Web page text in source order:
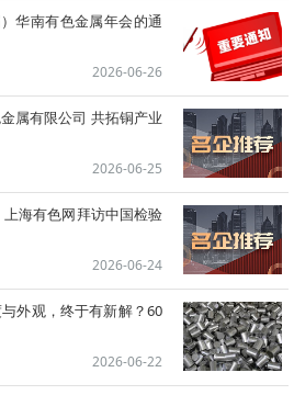
华南有色金属年会的通
2026-06-26
属有限公司 共拓铜产业
2026-06-25
海有色网拜访中国检验
2026-06-24
外观，终于有新解？60
2026-06-22